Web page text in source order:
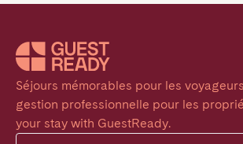
Séjours mémorables pour les
gestion professionnelle pour les
your stay with GuestReady.